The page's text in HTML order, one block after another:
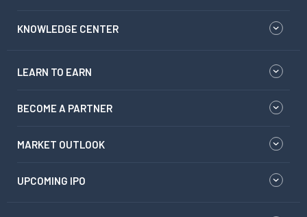
KNOWLEDGE CENTER
LEARN TO EARN
BECOME A PARTNER
MARKET OUTLOOK
UPCOMING IPO